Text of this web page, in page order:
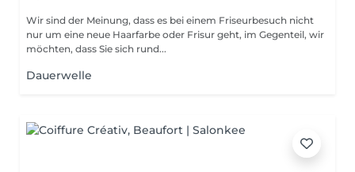
Wir sind der Meinung, dass es bei einem Friseurbesuch nicht
nur um eine neue Haarfarbe oder Frisur geht, im Gegenteil, wir
möchten, dass Sie sich rund...
Dauerwelle